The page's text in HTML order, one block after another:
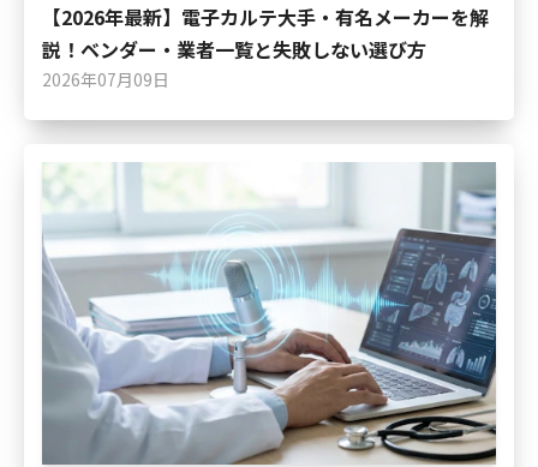
【2026年最新】電子カルテ大手・有名メーカーを解
説！ベンダー・業者一覧と失敗しない選び方
2026年07月09日